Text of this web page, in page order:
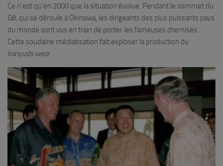
Ce n’est qu’en 2000 que la situation évolue. Pendant le sommet du
G8, qui se déroule à Okinawa, les dirigeants des plus puissants pays
du monde sont vus en train de porter les fameuses chemises.
Cette soudaine médiatisation fait exploser la production du
kariyushi wear.